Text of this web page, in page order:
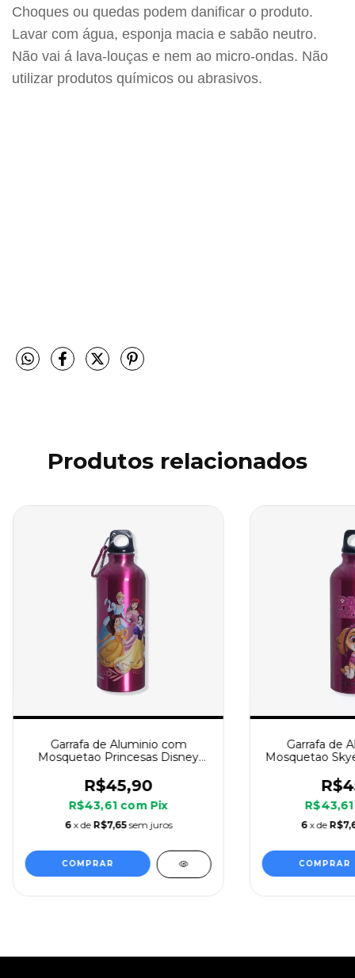
Choques ou quedas podem danificar o produto.
Lavar com água, esponja macia e sabão neutro.
Não vai á lava-louças e nem ao micro-ondas. Não
utilizar produtos químicos ou abrasivos.
Produtos relacionados
Garrafa de Aluminio com
Mosquetao Princesas Disney
R$45,90
R$43,61 com Pix
6 x de R$7,65 sem juros
Garrafa de
Mosquetao
6 x de